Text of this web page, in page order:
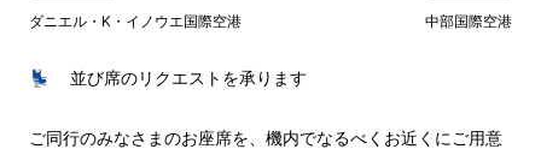
ダニエル・K・イノウエ国際空港 中部国際空港
💺 並び席のリクエストを承ります
ご同行のみなさまのお座席を、機内でなるべくお近くにご用意